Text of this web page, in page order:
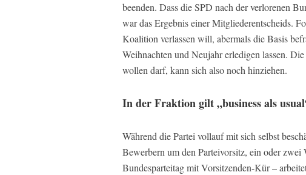
beenden. Dass die SPD nach der verlorenen
war das Ergebnis einer Mitgliederentscheids.
Koalition verlassen will, abermals die Basis
Weihnachten und Neujahr erledigen lassen.
wollen darf, kann sich also noch hinziehen.
In der Fraktion gilt „business als
Während die Partei vollauf mit sich selbst
Bewerbern um den Parteivorsitz, ein oder
Bundesparteitag mit Vorsitzenden-Kür –